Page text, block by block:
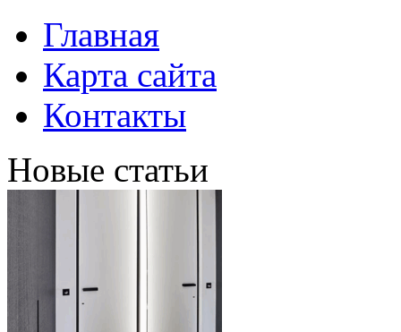
Главная
Карта сайта
Контакты
Новые статьи